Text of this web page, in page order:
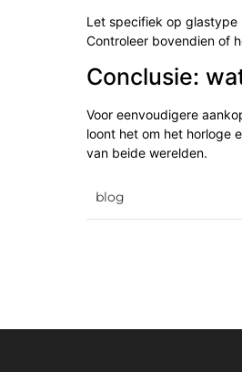
Let specifiek op glastype
Controleer bovendien of
Conclusie:
Voor eenvoudigere
loont het om het horloge
van beide werelden.
blog